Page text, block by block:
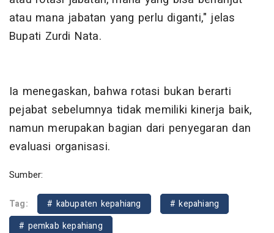
atau mana jabatan yang perlu diganti," jelas
Bupati Zurdi Nata.
Ia menegaskan, bahwa rotasi bukan berarti
pejabat sebelumnya tidak memiliki kinerja baik,
namun merupakan bagian dari penyegaran dan
evaluasi organisasi.
Sumber:
Tag: # kabupaten kepahiang
# kepahiang
# pemkab kepahiang